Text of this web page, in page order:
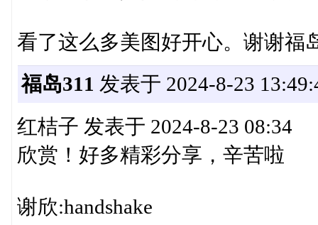
看了这么多美图好开心。谢谢
福岛311 发表于 2024-8-23
红桔子 发表于 2024-8-23 08:34
欣赏！好多精彩分享，辛苦啦
谢欣:handshake